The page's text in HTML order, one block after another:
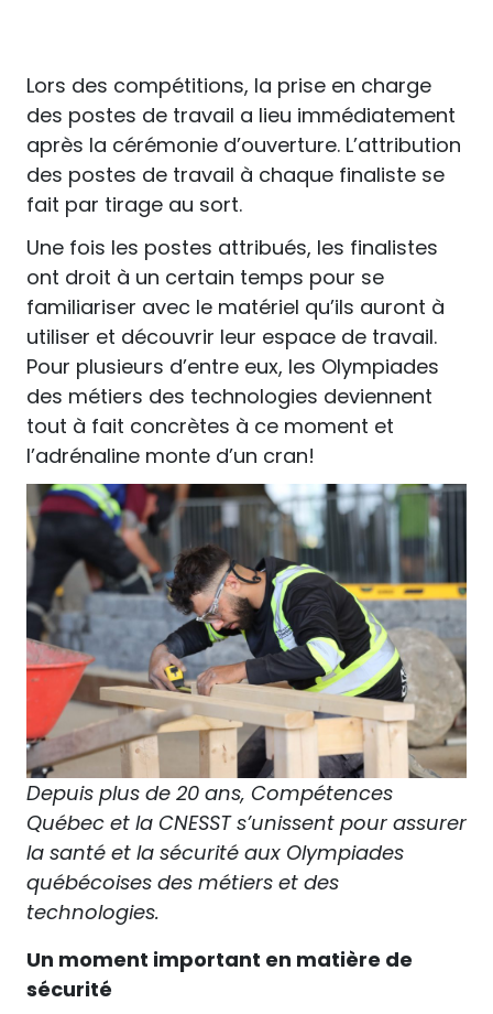
Lors des compétitions, la prise en charge
des postes de travail a lieu immédiatement
après la cérémonie d’ouverture. L’attribution
des postes de travail à chaque finaliste se
fait par tirage au sort.
Une fois les postes attribués, les finalistes
ont droit à un certain temps pour se
familiariser avec le matériel qu’ils auront à
utiliser et découvrir leur espace de travail.
Pour plusieurs d’entre eux, les Olympiades
des métiers des technologies deviennent
tout à fait concrètes à ce moment et
l’adrénaline monte d’un cran!
Depuis plus de 20 ans, Compétences
Québec et la CNESST s’unissent pour assurer
la santé et la sécurité aux Olympiades
québécoises des métiers et des
technologies.
Un moment important en matière de
sécurité